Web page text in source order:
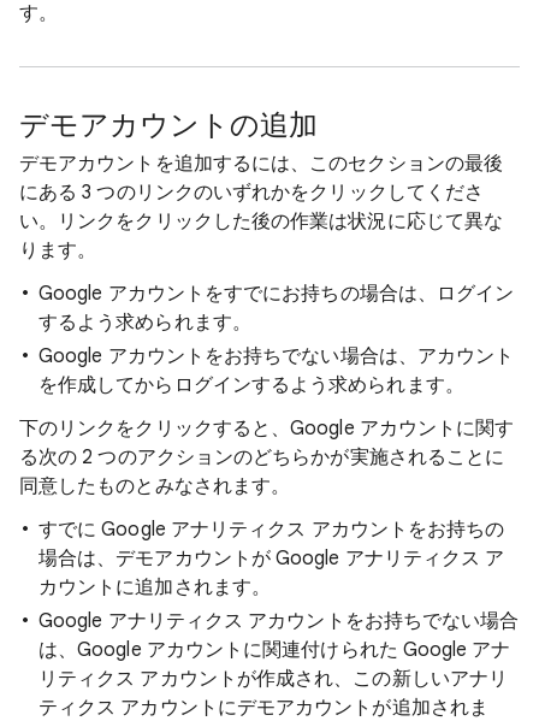
す。
デモアカウントの追加
デモアカウントを追加するには、このセクションの最後
にある 3 つのリンクのいずれかをクリックしてくださ
い。リンクをクリックした後の作業は状況に応じて異な
ります。
Google アカウントをすでにお持ちの場合は、ログイン
するよう求められます。
Google アカウントをお持ちでない場合は、アカウント
を作成してからログインするよう求められます。
下のリンクをクリックすると、Google アカウントに関す
る次の 2 つのアクションのどちらかが実施されることに
同意したものとみなされます。
すでに Google アナリティクス アカウントをお持ちの
場合は、デモアカウントが Google アナリティクス ア
カウントに追加されます。
Google アナリティクス アカウントをお持ちでない場合
は、Google アカウントに関連付けられた Google アナ
リティクス アカウントが作成され、この新しいアナリ
ティクス アカウントにデモアカウントが追加されま